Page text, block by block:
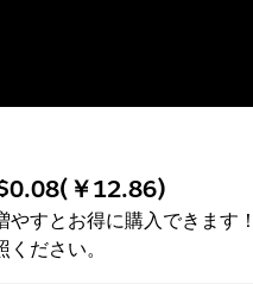
(￥12.86)
やすとお得に購入できます
ください。